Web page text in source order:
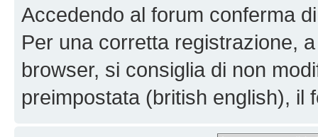
Accedendo al forum conferma
Per una corretta registrazione,
browser, si consiglia di non
preimpostata (british english), il